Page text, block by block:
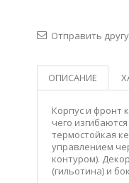
Отправить другу
ОПИСАНИЕ
Корпус и фронт
чего
термостойкая
управлением
контуром).
(гильотина) и